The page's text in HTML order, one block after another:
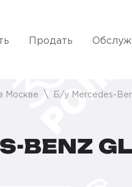
Продать
Москве Б/у Mercedes-
BENZ